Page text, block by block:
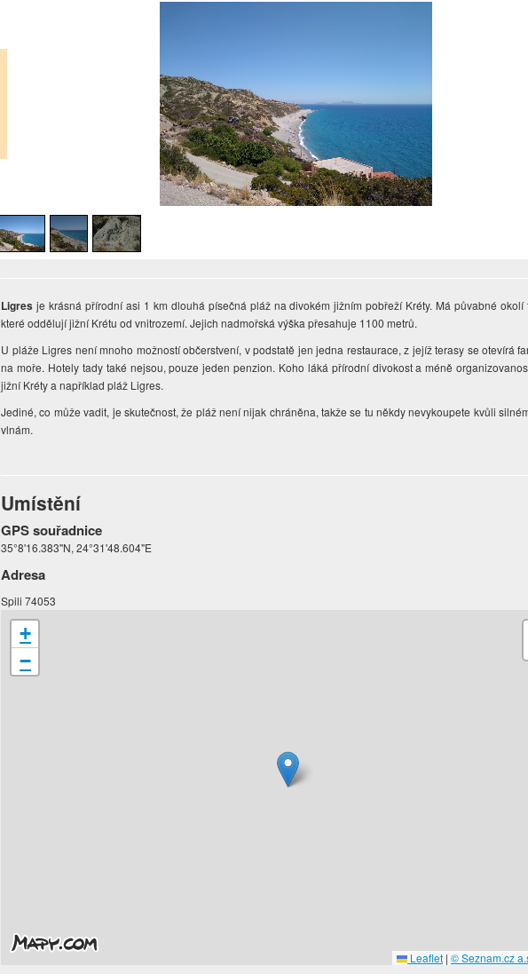
Ligres je krásná přírodní asi 1 km dlouhá písečná pláž na divokém jižním pobřeží Kréty. Má půvabné okolí
které oddělují jižní Krétu od vnitrozemí. Jejich nadmořská výška přesahuje 1100 metrů.
U pláže Ligres není mnoho možností občerstvení, v podstatě jen jedna restaurace, z jejíž terasy se otevírá
na moře. Hotely tady také nejsou, pouze jeden penzion. Koho láká přírodní divokost a méně
jižní Kréty a například pláž Ligres.
Jediné, co může vadit, je skutečnost, že pláž není nijak chráněna, takže se tu někdy nevykoupete kvůli
vlnám.
Umístění
GPS souřadnice
35°8'16.383"N, 24°31'48.604"E
Adresa
Spili 74053
+
−
Leaflet | © Seznam.cz